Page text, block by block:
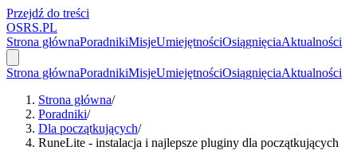
Przejdź do treści
OSRS.PL
Strona głównaPoradnikiMisjeUmiejętnościOsiągnięciaAktualności
Strona głównaPoradnikiMisjeUmiejętnościOsiągnięciaAktualności
Strona główna/
Poradniki/
Dla początkujących/
RuneLite - instalacja i najlepsze pluginy dla początkujących